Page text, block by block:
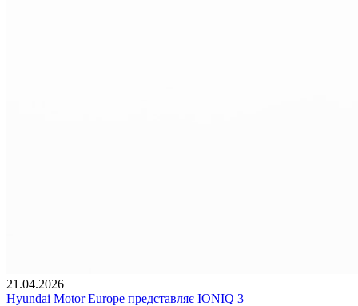
21.04.2026
Hyundai Motor Europe представляє IONIQ 3